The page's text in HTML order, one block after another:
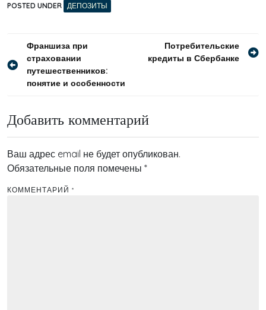
POSTED UNDER ДЕПОЗИТЫ
Навигация
по
записям
Франшиза при
страховании
путешественников:
понятие и особенности
Потребительские
кредиты в Сбербанке
Добавить комментарий
Ваш адрес email не будет опубликован.
Обязательные поля помечены *
КОММЕНТАРИЙ *